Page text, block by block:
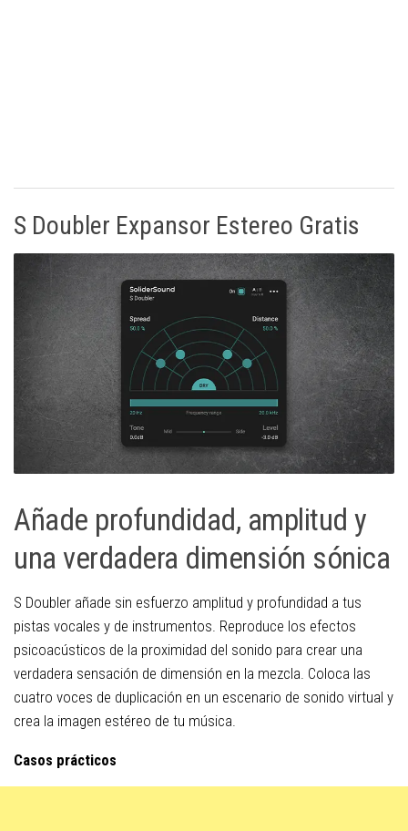
S Doubler Expansor Estereo Gratis
Añade profundidad, amplitud y
una verdadera dimensión sónica
S Doubler añade sin esfuerzo amplitud y profundidad a tus
pistas vocales y de instrumentos. Reproduce los efectos
psicoacústicos de la proximidad del sonido para crear una
verdadera sensación de dimensión en la mezcla. Coloca las
cuatro voces de duplicación en un escenario de sonido virtual y
crea la imagen estéreo de tu música.
Casos prácticos